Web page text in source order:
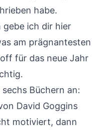
habe.
gebe ich dir hier
am prägnantesten
für das neue Jahr
Büchern an:
David Goggins
motiviert, dann